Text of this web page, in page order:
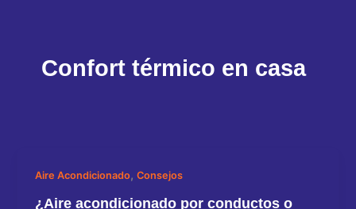
Confort térmico en casa
Aire Acondicionado,Consejos
¿Aire acondicionado por conductos o